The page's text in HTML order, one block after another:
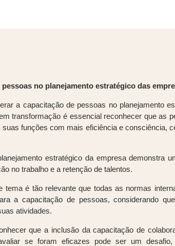
no planejamento estratégico das
a capacitação de pessoas no planejamento
transformação é essencial reconhecer que
funções com mais eficiência e consciência,
estratégico da empresa
no trabalho e a retenção de talentos.
tema é tão relevante que todas as normas
a capacitação de pessoas, considerando
atividades.
que a inclusão da capacitação de
se foram eficazes pode ser um